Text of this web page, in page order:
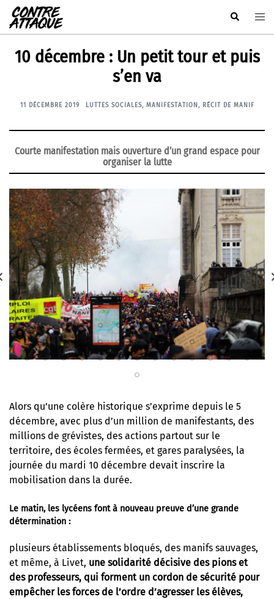
Aller
au
contenu
Rechercher
10 décembre : Un petit tour et puis
s’en va
11 DÉCEMBRE 2019 LUTTES SOCIALES, MANIFESTATION , RÉCIT DE MANIF
Courte manifestation mais ouverture d’un grand espace pour
organiser la lutte
Alors qu’une colère historique s’exprime depuis le 5
décembre, avec plus d’un million de manifestants, des
millions de grévistes, des actions partout sur le
territoire, des écoles fermées, et gares paralysées, la
journée du mardi 10 décembre devait inscrire la
mobilisation dans la durée.
Le matin, les lycéens font à nouveau preuve d’une grande
détermination :
plusieurs établissements bloqués, des manifs sauvages,
et même, à Livet, une solidarité décisive des pions et
des professeurs, qui forment un cordon de sécurité pour
empêcher les forces de l’ordre d’agresser les élèves,